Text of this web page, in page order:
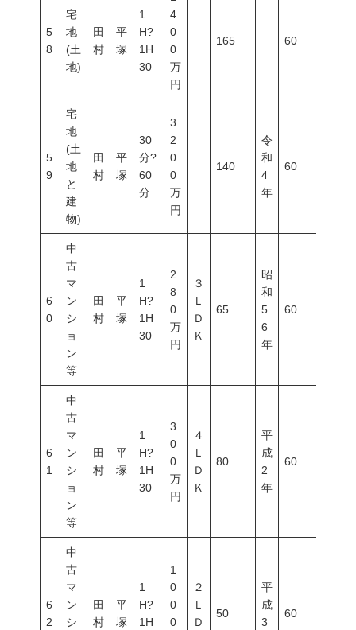
5
8
宅
地
(土
地)
田
村
平
塚
1
H?
1H
30
4
0
0
万
円
165 60
5
9
宅
地
(土
地
と
建
物)
田
村
平
塚
30
分?
60
分
3
2
0
0
万
円
140
令
和
4
年
60
6
0
中
古
マ
ン
シ
ョ
ン
等
田
村
平
塚
1
H?
1H
30
2
8
0
万
円
３
Ｌ
Ｄ
Ｋ
65
昭
和
5
6
年
60
6
1
中
古
マ
ン
シ
ョ
ン
等
田
村
平
塚
1
H?
1H
30
3
0
0
万
円
４
Ｌ
Ｄ
Ｋ
80
平
成
2
年
60
6
2
中
古
マ
ン
シ
田
村
平
塚
1
H?
1H
1
0
0
0
２
Ｌ
Ｄ
50
平
成
3
60